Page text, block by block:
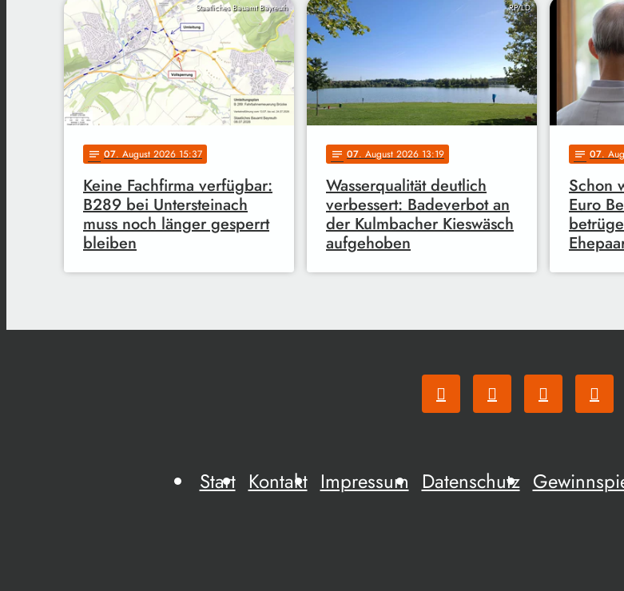
Staatliches Bauamt Bayreuth
notes 07. August 2026 15:37
Keine Fachfirma verfügbar:
B289 bei Untersteinach
muss noch länger gesperrt
bleiben
RP/LD
notes 07. August 2026 13:19
Wasserqualität deutlich
verbessert: Badeverbot an
der Kulmbacher Kieswäsch
aufgehoben
notes 07.
Schon
Euro
Start Kontakt Impressum Datenschutz